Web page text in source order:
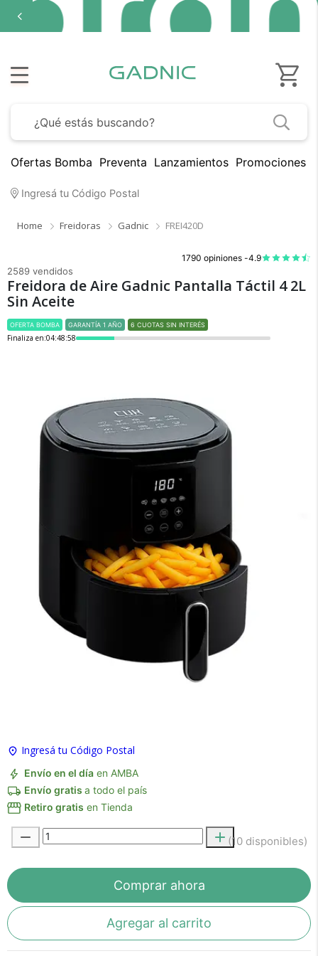
Ofertas Bomba Preventa Lanzamientos Promociones
Ingresá tu Código Postal
Home Freidoras Gadnic FREI420D
1790 opiniones -4.9
2589 vendidos
Freidora de Aire Gadnic Pantalla Táctil 4 2L
Sin Aceite
OFERTA BOMBA GARANTÍA 1 AÑO 6 CUOTAS SIN INTERÉS
Finaliza en:04:48:57
Ingresá tu Código Postal
Envío en el día en AMBA
Envío gratis a todo el país
Retiro gratis en Tienda
(10 disponibles)
Comprar ahora
Agregar al carrito
te devolvemos tu dinero.